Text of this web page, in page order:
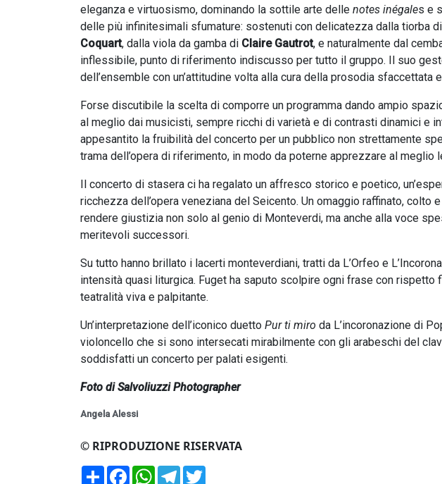
eleganza e virtuosismo, dominando la sottile arte delle notes inégales e
delle più infinitesimali sfumature: sostenuti con delicatezza dalla tiorba di
Coquart, dalla viola da gamba di Claire Gautrot, e naturalmente dal
inflessibile, punto di riferimento indiscusso per tutto il gruppo. Il suo
dell’ensemble con un’attitudine volta alla cura della prosodia sfaccettata
Forse discutibile la scelta di comporre un programma dando ampio
al meglio dai musicisti, sempre ricchi di varietà e di contrasti dinamici e
appesantito la fruibilità del concerto per un pubblico non strettamente
trama dell’opera di riferimento, in modo da poterne apprezzare al meglio
Il concerto di stasera ci ha regalato un affresco storico e poetico,
ricchezza dell’opera veneziana del Seicento. Un omaggio raffinato, colto
rendere giustizia non solo al genio di Monteverdi, ma anche alla voce
meritevoli successori.
Su tutto hanno brillato i lacerti monteverdiani, tratti da L’Orfeo e
intensità quasi liturgica. Fuget ha saputo scolpire ogni frase con
teatralità viva e palpitante.
Un’interpretazione dell’iconico duetto Pur ti miro da L’incoronazione di
violoncello che si sono intersecati mirabilmente con gli arabeschi del
soddisfatti un concerto per palati esigenti.
Foto di Salvoliuzzi Photographer
Angela Alessi
© RIPRODUZIONE RISERVATA
CondividiFacebookWhatsApp
Telegram